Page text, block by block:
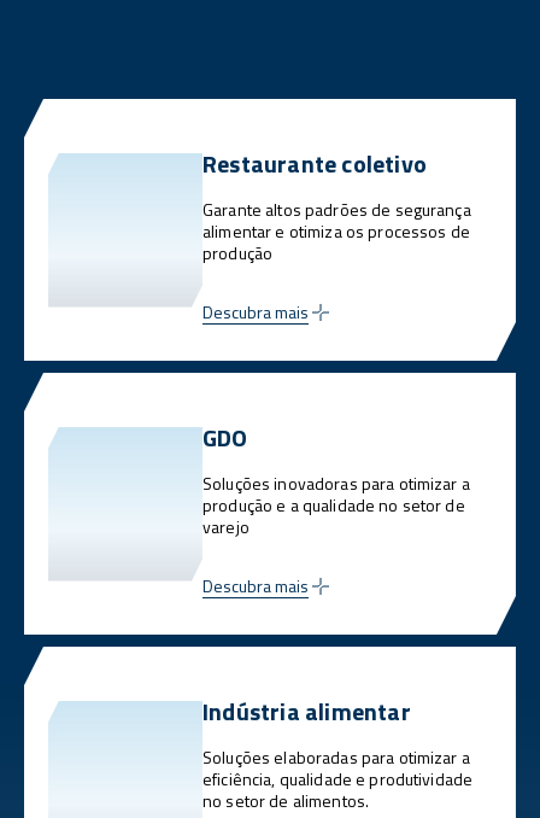
Restaurante coletivo
Garante altos padrões de segurança
alimentar e otimiza os processos de
produção
Descubra mais
GDO
Soluções inovadoras para otimizar a
produção e a qualidade no setor de
varejo
Descubra mais
Indústria alimentar
Soluções elaboradas para otimizar a
eficiência, qualidade e produtividade
no setor de alimentos.